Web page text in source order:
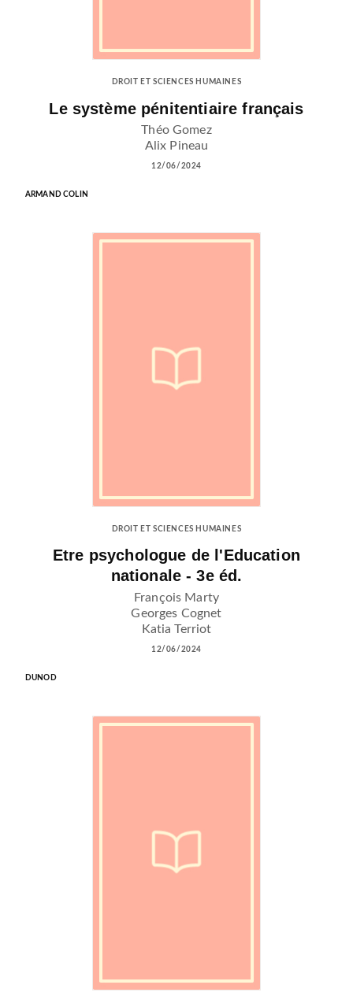
DROIT ET SCIENCES HUMAINES
Le système pénitentiaire français
Théo Gomez
Alix Pineau
12/06/2024
ARMAND COLIN
DROIT ET SCIENCES HUMAINES
Etre psychologue de l'Education
nationale - 3e éd.
François Marty
Georges Cognet
Katia Terriot
12/06/2024
DUNOD